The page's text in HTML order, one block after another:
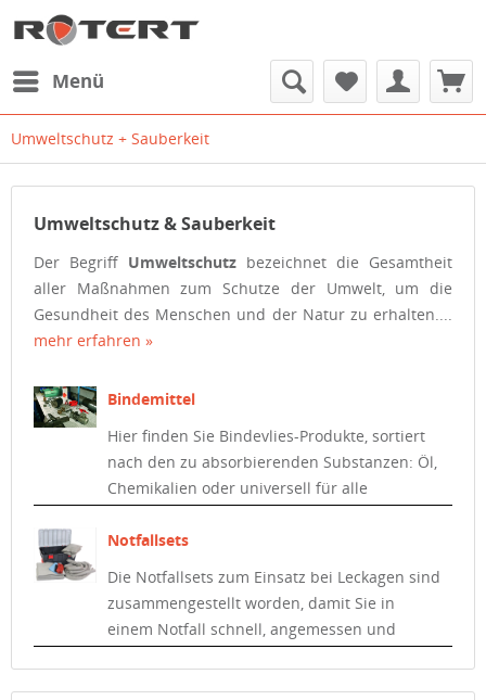
Menü
Umweltschutz + Sauberkeit
Umweltschutz & Sauberkeit
Der Begriff Umweltschutz bezeichnet die Gesamtheit
aller Maßnahmen zum Schutze der Umwelt, um die
Gesundheit des Menschen und der Natur zu erhalten....
mehr erfahren »
Bindemittel
Hier finden Sie Bindevlies-Produkte, sortiert
nach den zu absorbierenden Substanzen: Öl,
Chemikalien oder universell für alle
verschiedene Abmessungen und
Ausführungen lieferbar.
Notfallsets
Die Notfallsets zum Einsatz bei Leckagen sind
zusammengestellt worden, damit Sie in
einem Notfall schnell, angemessen und